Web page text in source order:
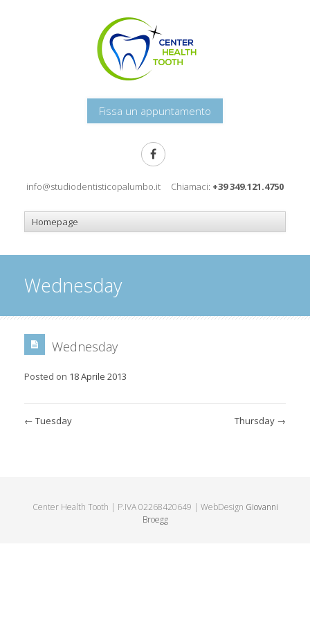
Fissa un appuntamento
info@studiodentisticopalumbo.it Chiamaci: +39 349.121.4750
Wednesday
Wednesday
Posted on 18 Aprile 2013
← Tuesday Thursday →
Center Health Tooth | P.IVA 02268420649 | WebDesign Giovanni
Broegg